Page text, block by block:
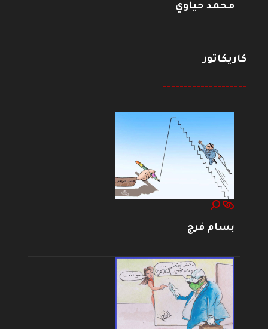
محمد حياوي
كاريكاتور
--------------------
بسام فرج